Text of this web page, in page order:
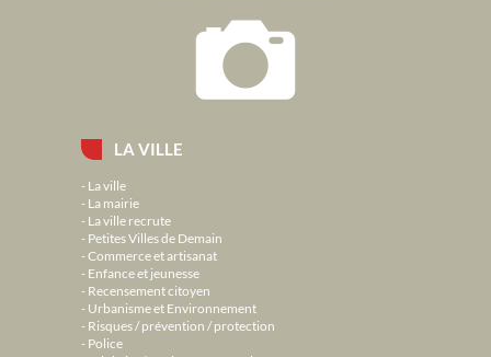
LA VILLE
La ville
La mairie
La ville recrute
Petites Villes de Demain
Commerce et artisanat
Enfance et jeunesse
Recensement citoyen
Urbanisme et Environnement
Risques / prévention / protection
Police